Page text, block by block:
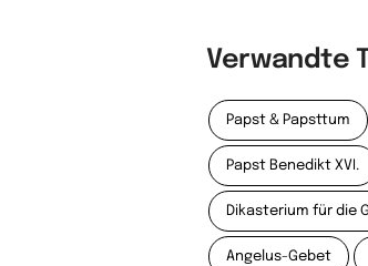
Verwandte
Papst & Papsttum
Papst Benedikt XVI.
Dikasterium für die
Angelus-Gebet